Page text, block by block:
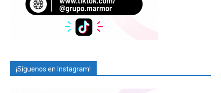
¡Síguenos en Instagram!